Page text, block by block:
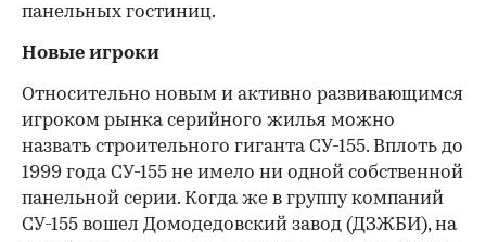
панельных гостиниц.
Новые игроки
Относительно новым и активно развивающимся
игроком рынка серийного жилья можно
назвать строительного гиганта СУ-155. Вплоть до
1999 года СУ-155 не имело ни одной собственной
панельной серии. Когда же в группу компаний
СУ-155 вошел Домодедовский завод (ДЗЖБИ), на